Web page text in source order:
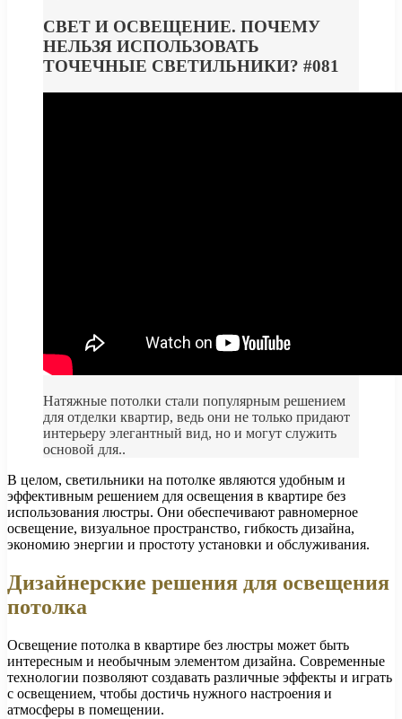
СВЕТ И ОСВЕЩЕНИЕ. ПОЧЕМУ
НЕЛЬЗЯ ИСПОЛЬЗОВАТЬ
ТОЧЕЧНЫЕ СВЕТИЛЬНИКИ? #081
Натяжные потолки стали популярным решением
для отделки квартир, ведь они не только придают
интерьеру элегантный вид, но и могут служить
основой для..
В целом, светильники на потолке являются удобным и
эффективным решением для освещения в квартире без
использования люстры. Они обеспечивают равномерное
освещение, визуальное пространство, гибкость дизайна,
экономию энергии и простоту установки и обслуживания.
Дизайнерские решения для освещения
потолка
Освещение потолка в квартире без люстры может быть
интересным и необычным элементом дизайна. Современные
технологии позволяют создавать различные эффекты и играть
с освещением, чтобы достичь нужного настроения и
атмосферы в помещении.